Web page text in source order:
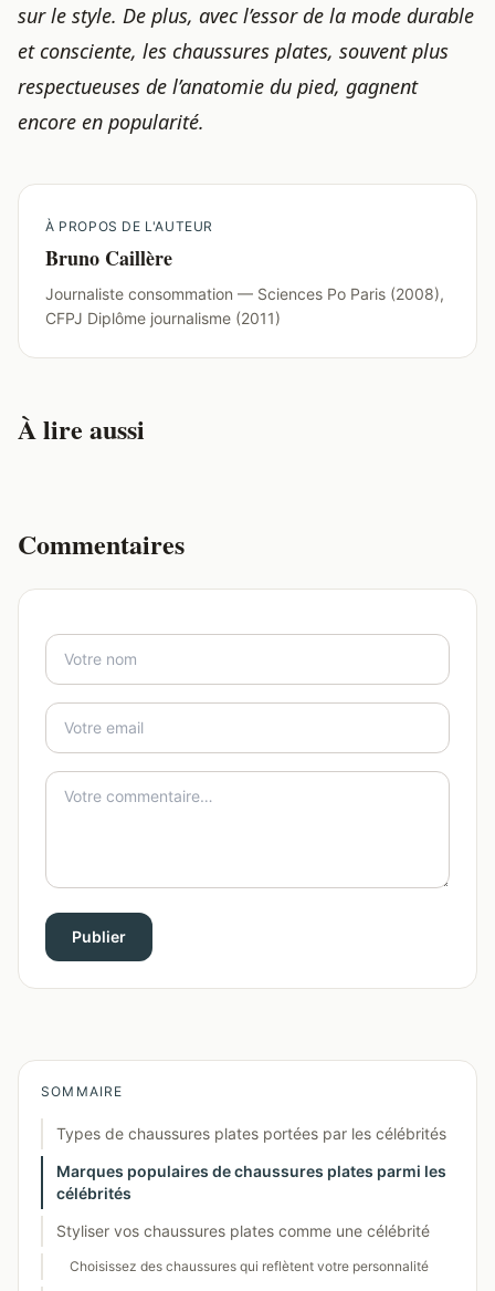
sur le style. De plus, avec l’essor de la mode durable
et consciente, les chaussures plates, souvent plus
respectueuses de l’anatomie du pied, gagnent
encore en popularité.
À PROPOS DE L'AUTEUR
Bruno Caillère
Journaliste consommation — Sciences Po Paris (2008),
CFPJ Diplôme journalisme (2011)
À lire aussi
Commentaires
Publier
SOMMAIRE
Types de chaussures plates portées par les célébrités
Marques populaires de chaussures plates parmi les
célébrités
Styliser vos chaussures plates comme une célébrité
Choisissez des chaussures qui reflètent votre personnalité